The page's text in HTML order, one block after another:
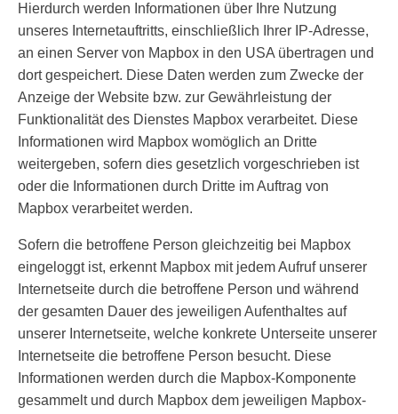
Hierdurch werden Informationen über Ihre Nutzung
unseres Internetauftritts, einschließlich Ihrer IP-Adresse,
an einen Server von Mapbox in den USA übertragen und
dort gespeichert. Diese Daten werden zum Zwecke der
Anzeige der Website bzw. zur Gewährleistung der
Funktionalität des Dienstes Mapbox verarbeitet. Diese
Informationen wird Mapbox womöglich an Dritte
weitergeben, sofern dies gesetzlich vorgeschrieben ist
oder die Informationen durch Dritte im Auftrag von
Mapbox verarbeitet werden.
Sofern die betroffene Person gleichzeitig bei Mapbox
eingeloggt ist, erkennt Mapbox mit jedem Aufruf unserer
Internetseite durch die betroffene Person und während
der gesamten Dauer des jeweiligen Aufenthaltes auf
unserer Internetseite, welche konkrete Unterseite unserer
Internetseite die betroffene Person besucht. Diese
Informationen werden durch die Mapbox-Komponente
gesammelt und durch Mapbox dem jeweiligen Mapbox-